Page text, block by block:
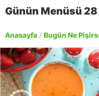
Günün Menüsü
Anasayfa / Bugün Ne